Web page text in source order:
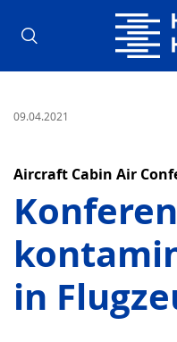
09.04.2021
Aircraft Cabin Air
in